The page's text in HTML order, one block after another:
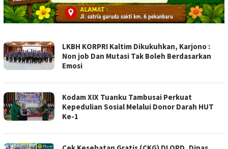
CEBERNEWS.COMLKBH KORPRI Kaltim Dikukuhkan, Karjono :
Non job Dan Mutasi Tak Boleh Berdasarkan
Emosi
Kodam XIX Tuanku Tambusai Perkuat
Kepedulian Sosial Melalui Donor Darah HUT
Ke-1